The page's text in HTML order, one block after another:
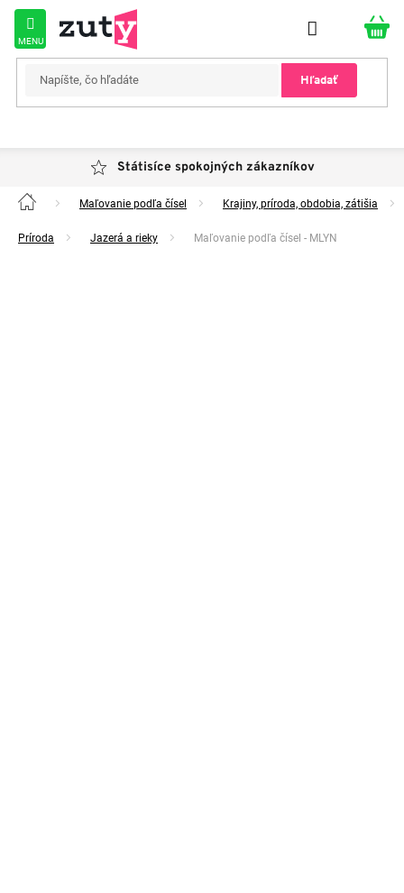
Prejsť
obsah
Hľadať
Státisíce spokojných zákazníkov
Domov Maľovanie podľa čísel Krajiny, príroda, obdobia, zátišia
Príroda Jazerá a rieky Maľovanie podľa čísel - MLYN